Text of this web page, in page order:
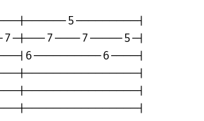
|------5---------|
|---7----7-----5-|
|6----------6----|
|----------------|
|----------------|
|----------------|